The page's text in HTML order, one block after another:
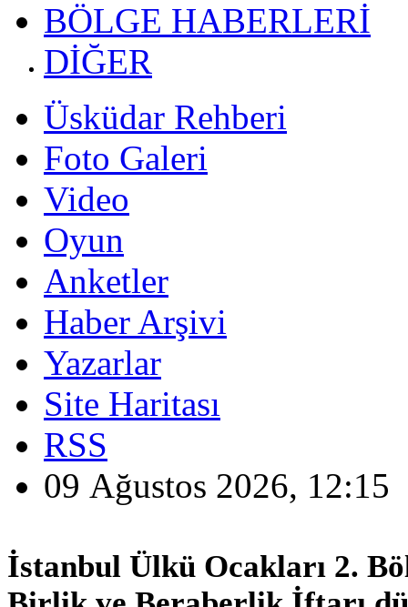
BÖLGE HABERLERİ
DİĞER
Üsküdar Rehberi
Foto Galeri
Video
Oyun
Anketler
Haber Arşivi
Yazarlar
Site Haritası
RSS
09 Ağustos 2026, 12:15
İstanbul Ülkü Ocakları 2.